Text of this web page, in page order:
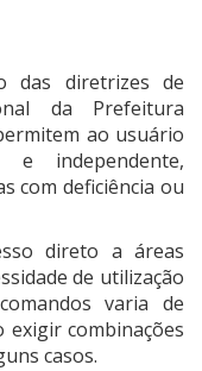
das diretrizes de
da Prefeitura
ao usuário
independente,
com deficiência ou
direto a áreas
de utilização
varia de
exigir combinações
casos.